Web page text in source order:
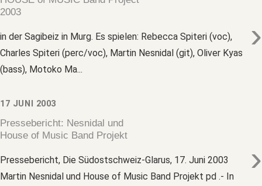
2003
›
in der Sagibeiz in Murg. Es spielen: Rebecca Spiteri (voc),
Charles Spiteri (perc/voc), Martin Nesnidal (git), Oliver Kyas
(bass), Motoko Ma...
17 JUNI 2003
Pressebericht: Nesnidal und
House of Music Band Projekt
›
Pressebericht, Die Südostschweiz-Glarus, 17. Juni 2003
Martin Nesnidal und House of Music Band Projekt pd .- In